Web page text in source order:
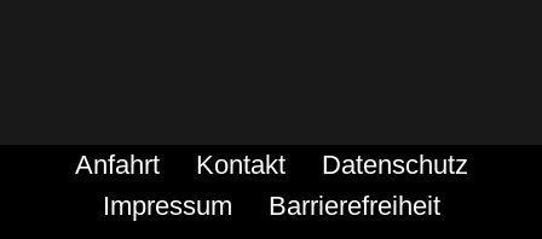
Anfahrt Kontakt
Datenschutz
Impressum
Barrierefreiheit